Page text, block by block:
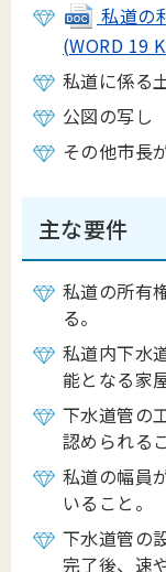
私道の
(WORD 19
私道に係る
公図の写し
その他市長
主な要件
私道の所有
る。
私道内下水
能となる家
下水道管の
認められる
私道の幅員
いること。
下水道管の
完了後、速